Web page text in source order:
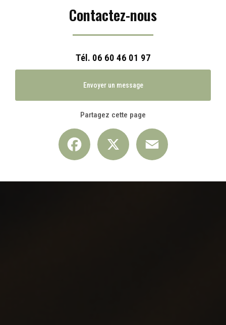
Contactez-nous
Tél. 06 60 46 01 97
Envoyer un message
Partagez cette page
Facebook